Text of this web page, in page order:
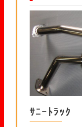
ｻﾆｰﾄﾗｯｸ